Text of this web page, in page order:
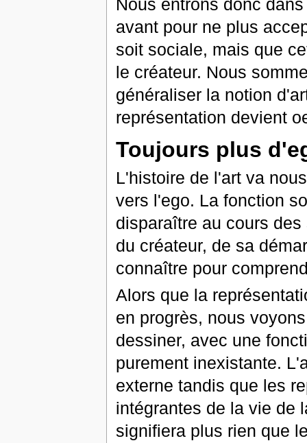
avant pour ne plus
soit sociale, mais que
le créateur. Nous
généraliser la notion
représentation devient
Toujours plus
L'histoire de l'art va
vers l'ego. La fonction
disparaître au cours
du créateur, de sa
connaître pour
Alors que la
en progrès, nous
dessiner, avec une
purement inexistante.
externe tandis que les
intégrantes de la vie de
signifiera plus rien que